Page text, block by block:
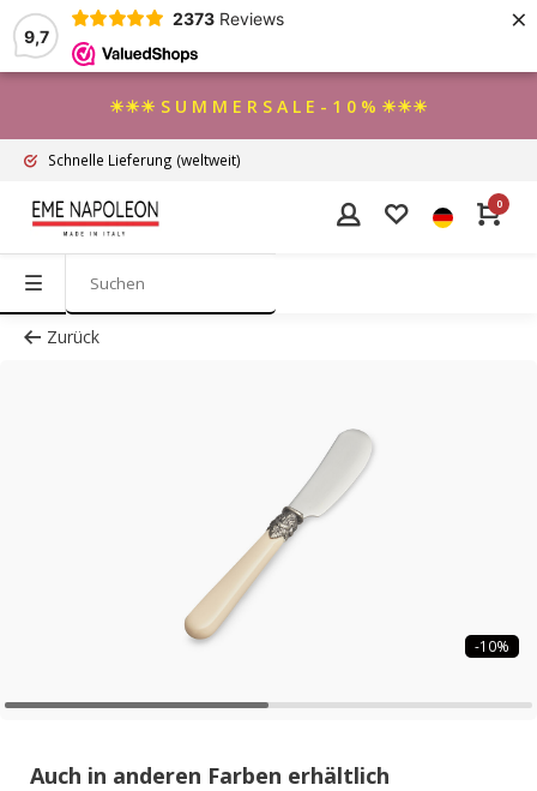
9,7
2373 Reviews ×
☀☀☀ S U M M E R S A L E - 1 0 % ☀☀☀
Schnelle Lieferung (weltweit)
0
Zurück
-10%
Auch in anderen Farben erhältlich